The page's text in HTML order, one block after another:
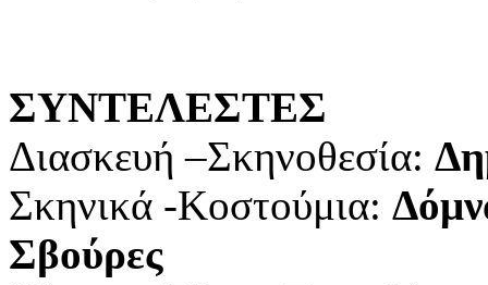
ΣΥΝΤΕΛΕΣΤΕΣ
Διασκευή –Σκηνοθεσία:
Σκηνικά -Κοστούμια:
Σβούρες